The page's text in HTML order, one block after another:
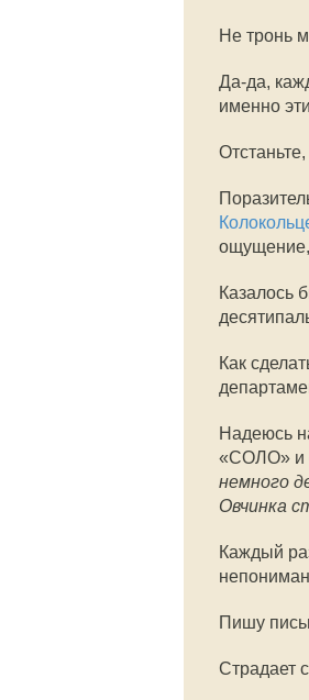
Не тронь
Да-да,
именно
ощущение,
Казалось
Как
Надеюсь
«СОЛО» и
немного
Овчинка
Каждый
Пишу
Страдает